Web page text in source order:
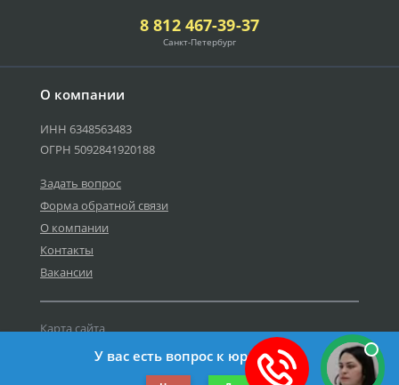
О компании
ИНН 6348563483
ОГРН 5092841920188
Задать вопрос
Форма обратной связи
О компании
Контакты
Вакансии
©2019-2026 Все права защищены.
Карта сайта
Политика персональных данных
8 812 467-39-37
Санкт-Петербург
У вас есть вопрос к юристу?